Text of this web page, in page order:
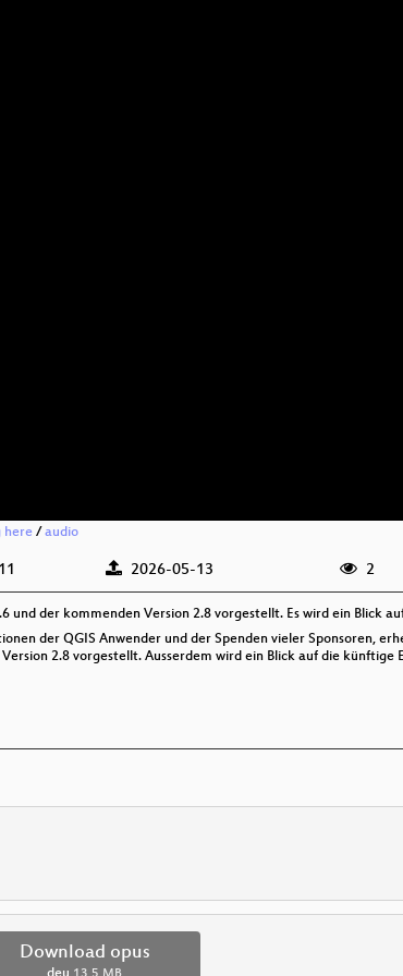
here/ audio
2026-05-13 2
und der kommenden Version 2.8 vorgestellt. Es wird ein Blick
der QGIS Anwender und der Spenden vieler Sponsoren,
2.8 vorgestellt. Ausserdem wird ein Blick auf die künftige
Download opus